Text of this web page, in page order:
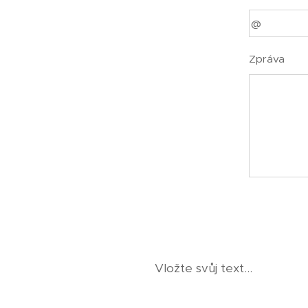
Zpráva
Vložte svůj text...